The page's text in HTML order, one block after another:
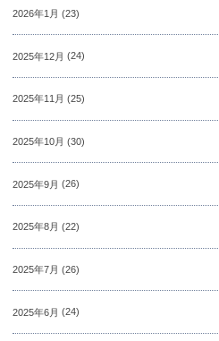
2026年1月 (23)
2025年12月 (24)
2025年11月 (25)
2025年10月 (30)
2025年9月 (26)
2025年8月 (22)
2025年7月 (26)
2025年6月 (24)